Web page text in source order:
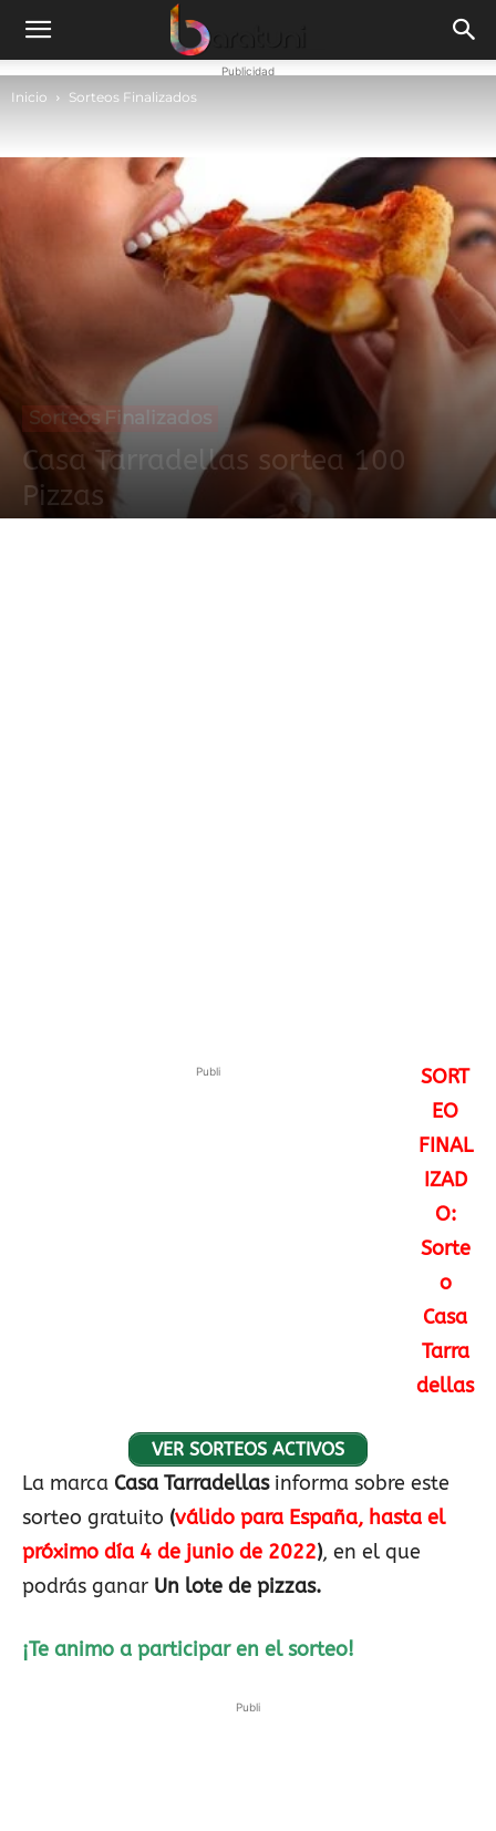
Publicidad
Inicio Sorteos Finalizados
Sorteos Finalizados
Casa Tarradellas sortea 100
Pizzas
Publi
SORT
EO
FINAL
IZAD
O:
Sorte
o
Casa
Tarra
dellas
VER SORTEOS ACTIVOS
La marca Casa Tarradellas informa sobre este
sorteo gratuito (válido para España, hasta el
próximo día 4 de junio de 2022), en el que
podrás ganar Un lote de pizzas.
¡Te animo a participar en el sorteo!
Publi